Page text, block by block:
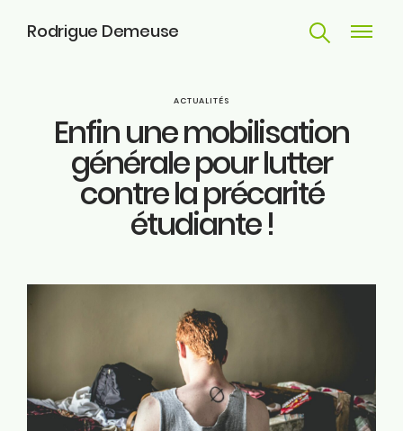
Rodrigue Demeuse
Parcours
Engagements
Actualités
Contact
Facebook
Instagram
ACTUALITÉS
Enfin une mobilisation
générale pour lutter
contre la précarité
étudiante !